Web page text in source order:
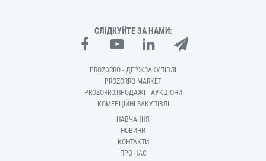
СЛІДКУЙТЕ ЗА НАМИ:
PROZORRO - ДЕРЖЗАКУПІВЛІ
PROZORRO MARKET
PROZORRO.ПРОДАЖІ - АУКЦІОНИ
КОМЕРЦІЙНІ ЗАКУПІВЛІ
НАВЧАННЯ
НОВИНИ
КОНТАКТИ
ПРО НАС